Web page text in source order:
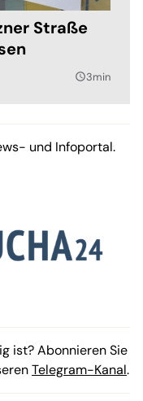
Straße
query_builder3min
und Infoportal.
ist? Abonnieren Sie
Telegram-Kanal.